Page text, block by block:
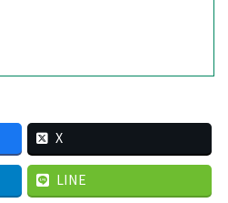
X
LINE